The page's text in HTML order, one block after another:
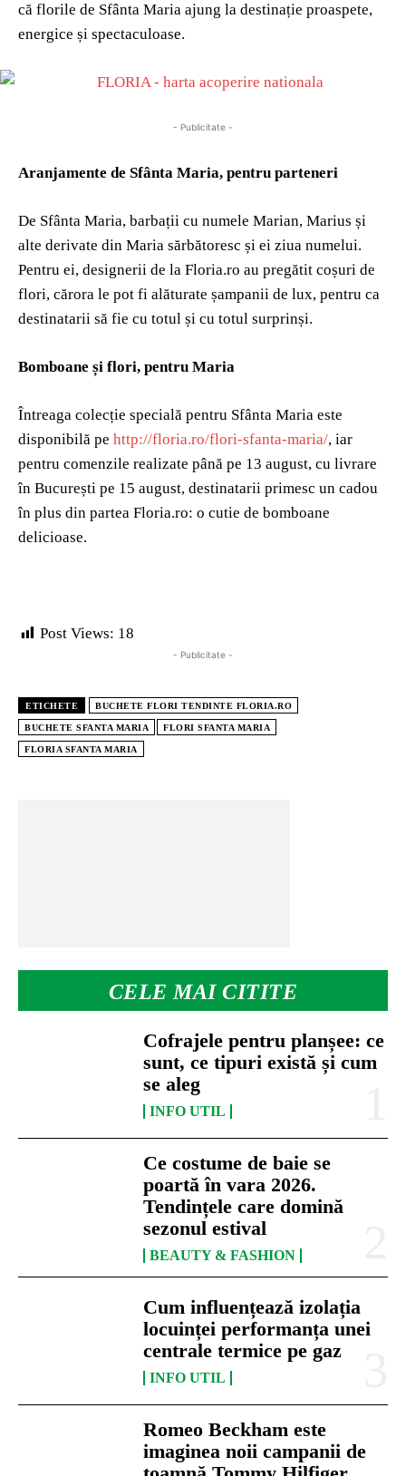
CELE MAI CITITE
Cofrajele pentru planșee: ce
sunt, ce tipuri există și cum
se aleg
INFO UTIL
Ce costume de baie se
poartă în vara 2026.
Tendințele care domină
sezonul estival
BEAUTY & FASHION
Cum influențează izolația
locuinței performanța unei
centrale termice pe gaz
INFO UTIL
Romeo Beckham este
imaginea noii campanii de
că florile de Sfânta Maria ajung la destinație proaspete,
energice și spectaculoase.
- Publicitate -
Aranjamente de Sfânta Maria, pentru parteneri
De Sfânta Maria, barbații cu numele Marian, Marius și
alte derivate din Maria sărbătoresc și ei ziua numelui.
Pentru ei, designerii de la Floria.ro au pregătit coșuri de
flori, cărora le pot fi alăturate șampanii de lux, pentru ca
destinatarii să fie cu totul și cu totul surprinși.
Bomboane și flori, pentru Maria
Întreaga colecție specială pentru Sfânta Maria este
disponibilă pe http://floria.ro/flori-sfanta-maria/, iar
pentru comenzile realizate până pe 13 august, cu livrare
în București pe 15 august, destinatarii primesc un cadou
în plus din partea Floria.ro: o cutie de bomboane
delicioase.
Post Views: 18
- Publicitate -
ETICHETE BUCHETE FLORI TENDINTE FLORIA.RO
BUCHETE SFANTA MARIA FLORI SFANTA MARIA
FLORIA SFANTA MARIA